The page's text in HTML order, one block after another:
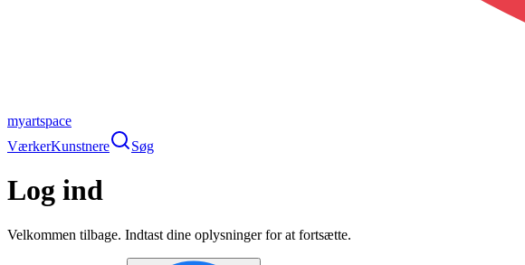
myartspace
VærkerKunstnere Søg
Log ind
Velkommen tilbage. Indtast dine oplysninger for at fortsætte.